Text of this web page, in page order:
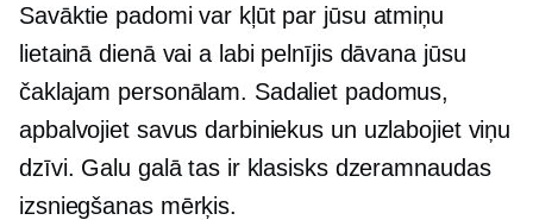
Savāktie padomi var kļūt par jūsu atmiņu
lietainā dienā vai a labi pelnījisdāvana jūsu
čaklajam personālam. Sadaliet padomus,
apbalvojiet savus darbiniekus un uzlabojiet viņu
dzīvi. Galu galā tas ir klasisks dzeramnaudas
izsniegšanas mērķis.